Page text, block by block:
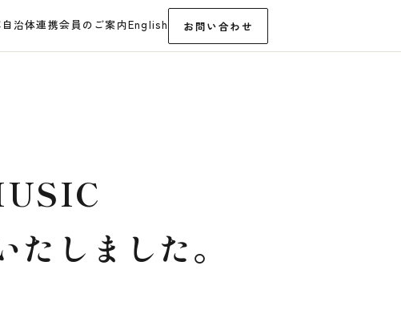
自治体連携会員のご案内English お問い合わせ
しました。